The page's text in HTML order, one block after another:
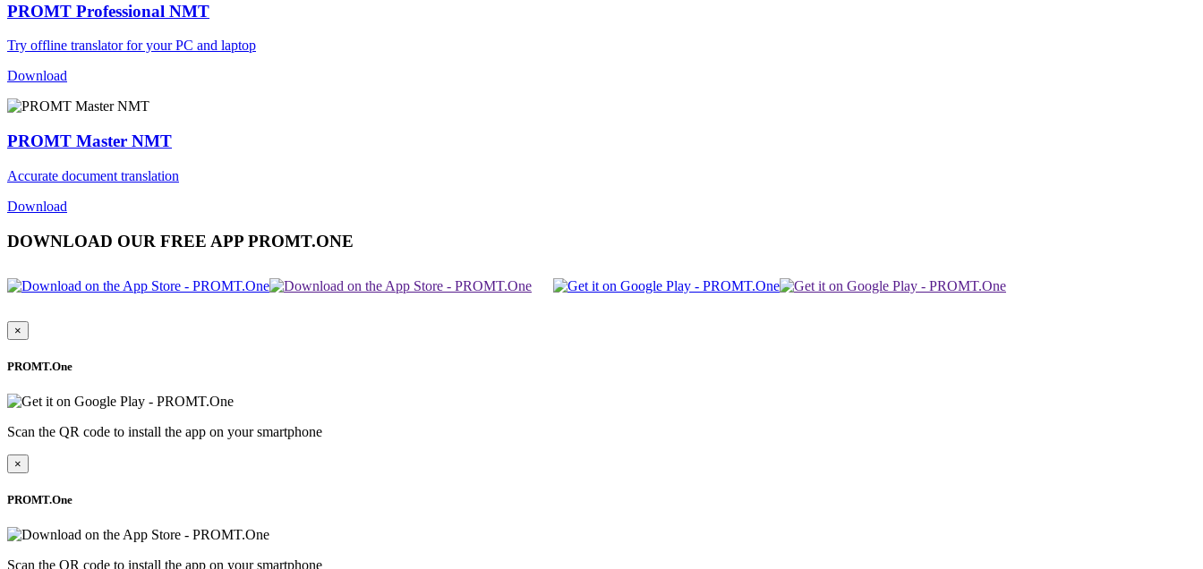
PROMT Professional NMT
Try offline translator for your PC and laptop
Download
PROMT Master NMT
Accurate document translation
Download
DOWNLOAD OUR FREE APP PROMT.ONE
×
PROMT.One
Scan the QR code to install the app on your smartphone
×
PROMT.One
Scan the QR code to install the app on your smartphone